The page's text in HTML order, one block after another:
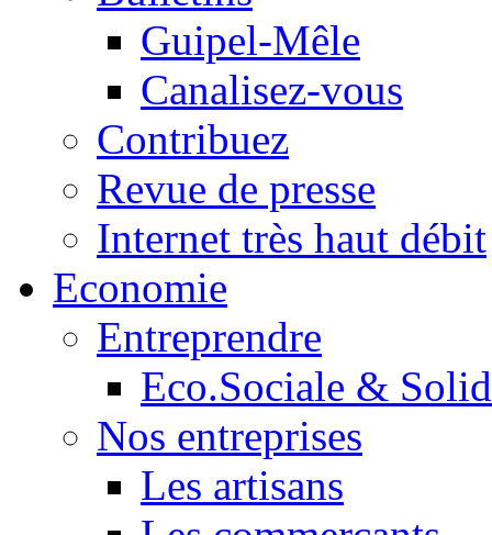
Guipel-Mêle
Canalisez-vous
Contribuez
Revue de presse
Internet très haut débit
Economie
Entreprendre
Eco.Sociale &
Nos entreprises
Les artisans